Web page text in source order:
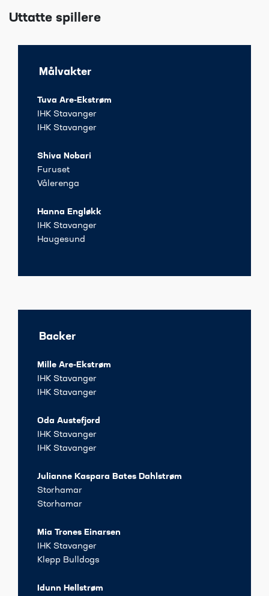
Uttatte spillere
Målvakter
Tuva Are-Ekstrøm
IHK Stavanger
IHK Stavanger
Shiva Nobari
Furuset
Vålerenga
Hanna Engløkk
IHK Stavanger
Haugesund
Backer
Mille Are-Ekstrøm
IHK Stavanger
IHK Stavanger
Oda Austefjord
IHK Stavanger
IHK Stavanger
Julianne Kaspara Bates Dahlstrøm
Storhamar
Storhamar
Mia Trones Einarsen
IHK Stavanger
Klepp Bulldogs
Idunn Hellstrøm